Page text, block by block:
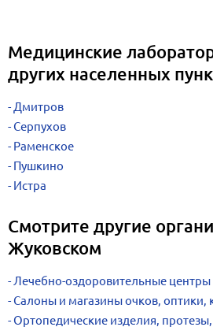
Медицинские
других населенных
Дмитров
Серпухов
Раменское
Пушкино
Истра
Смотрите другие
Жуковском
Лечебно-оздоровительные центры
Салоны и магазины очков, оптики,
Ортопедические изделия,